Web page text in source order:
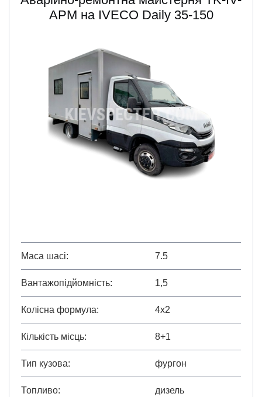
АРМ на IVECO Daily 35-150
Маса шасі 7.5
Вантажопідйомність 1,5
Колісна формула 4х2
Кількість місць 8+1
Тип кузова фургон
Топливо дизель